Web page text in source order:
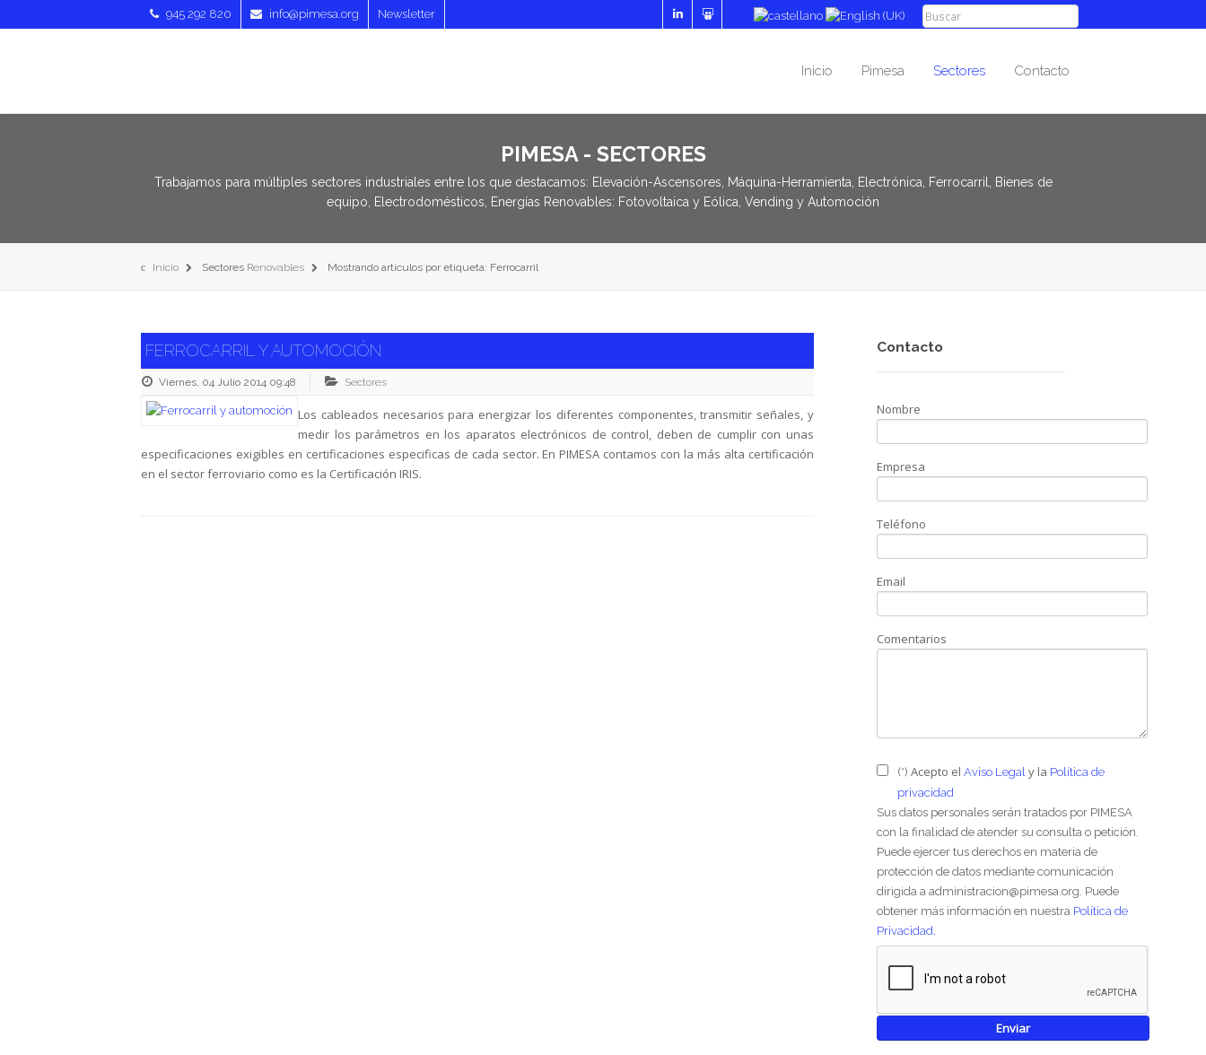
945 292 820 info@pimesa.org Newsletter
Inicio Pimesa Sectores Contacto
PIMESA - SECTORES
Trabajamos para múltiples sectores industriales entre los que destacamos: Elevación-Ascensores, Máquina-Herramienta, Electrónica, Ferrocarril, Bienes de
equipo, Electrodomésticos, Energías Renovables: Fotovoltaica y Eólica, Vending y Automoción
Inicio Sectores Renovables Mostrando artículos por etiqueta: Ferrocarril
FERROCARRIL Y AUTOMOCIÓN
Viernes, 04 Julio 2014 09:48 Sectores
Los cableados necesarios para energizar los diferentes componentes, transmitir señales, y
medir los parámetros en los aparatos electrónicos de control, deben de cumplir con unas
especificaciones exigibles en certificaciones especificas de cada sector. En PIMESA contamos con la más alta certificación
en el sector ferroviario como es la Certificación IRIS.
Contacto
Nombre
Empresa
Teléfono
Email
Comentarios
(*) Acepto el Aviso Legal y la Política de
privacidad
Sus datos personales serán tratados por PIMESA
con la finalidad de atender su consulta o petición.
Puede ejercer tus derechos en materia de
protección de datos mediante comunicación
dirigida a administracion@pimesa.org. Puede
obtener más información en nuestra Política de
Privacidad.